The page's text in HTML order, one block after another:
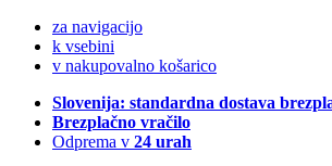
za navigacijo
k vsebini
v nakupovalno košarico
Slovenija: standardna dostava
Brezplačno vračilo
Odprema v 24 urah